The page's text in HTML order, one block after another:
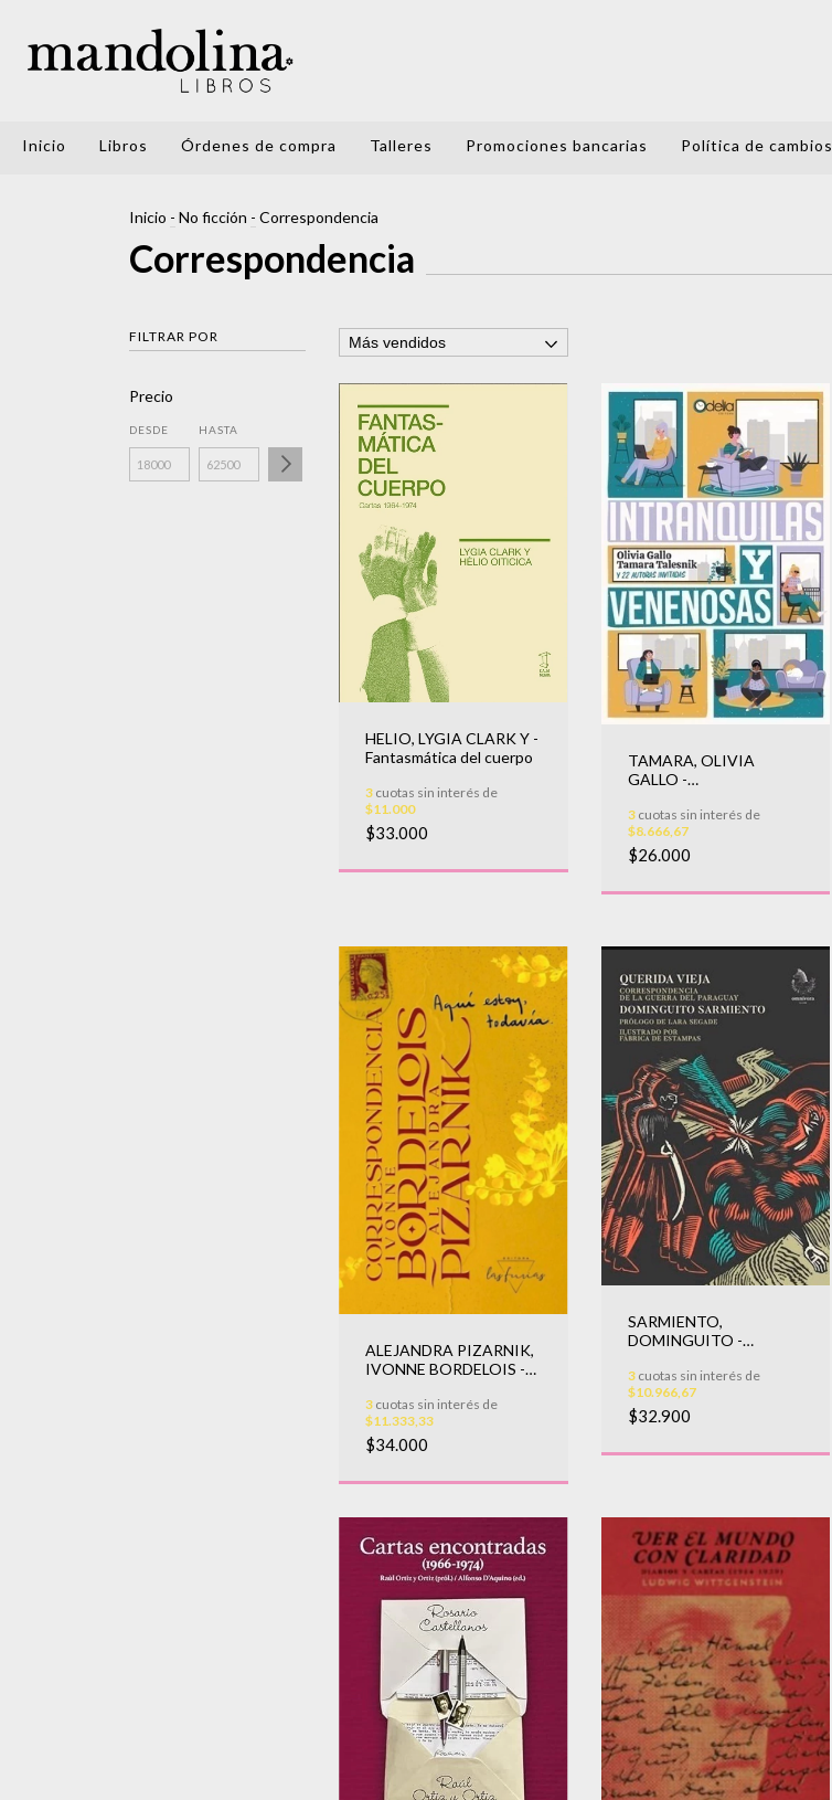
Inicio Libros Órdenes de compra Talleres Promociones bancarias Política de cambios
Inicio - No ficción - Correspondencia
Correspondencia
FILTRAR POR
Precio
DESDE HASTA
HELIO, LYGIA CLARK Y -
Fantasmática del cuerpo
3 cuotas sin interés de
$11.000
$33.000
TAMARA, OLIVIA
GALLO -
VENENOSAS
3cuotas sin interés de
$8.666,67
$26.000
ALEJANDRA PIZARNIK,
IVONNE BORDELOIS -
3 cuotas sin interés de
$11.333,33
$34.000
SARMIENTO,
DOMINGUITO -
3cuotas sin interés de
$10.966,67
$32.900